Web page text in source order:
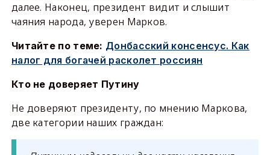
далее. Наконец, президент видит и слышит
чаяния народа, уверен Марков.
Читайте по теме: Донбасский консенсус. Как
налог для богачей расколет россиян
Кто не доверяет Путину
Не доверяют президенту, по мнению Маркова,
две категории наших граждан: